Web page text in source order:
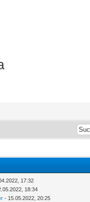
17:32
18:34
- 15.05.2022, 20:25